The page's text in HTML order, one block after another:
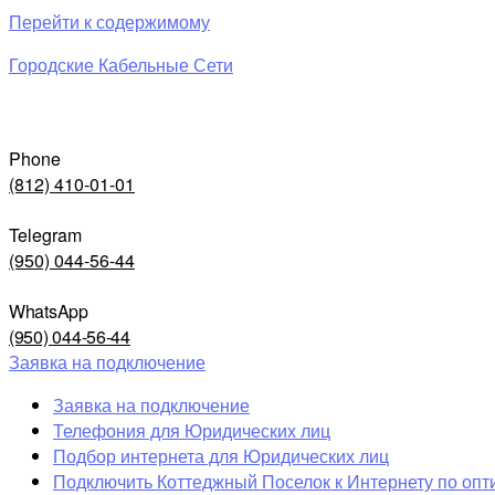
Перейти к содержимому
Городские Кабельные Сети
Phone
(812) 410-01-01
Telegram
(950) 044-56-44
WhatsApp
(950) 044-56-44
Заявка на подключение
Заявка на подключение
Телефония для Юридических лиц
Подбор интернета для Юридических лиц
Подключить Коттеджный Поселок к Интернету по